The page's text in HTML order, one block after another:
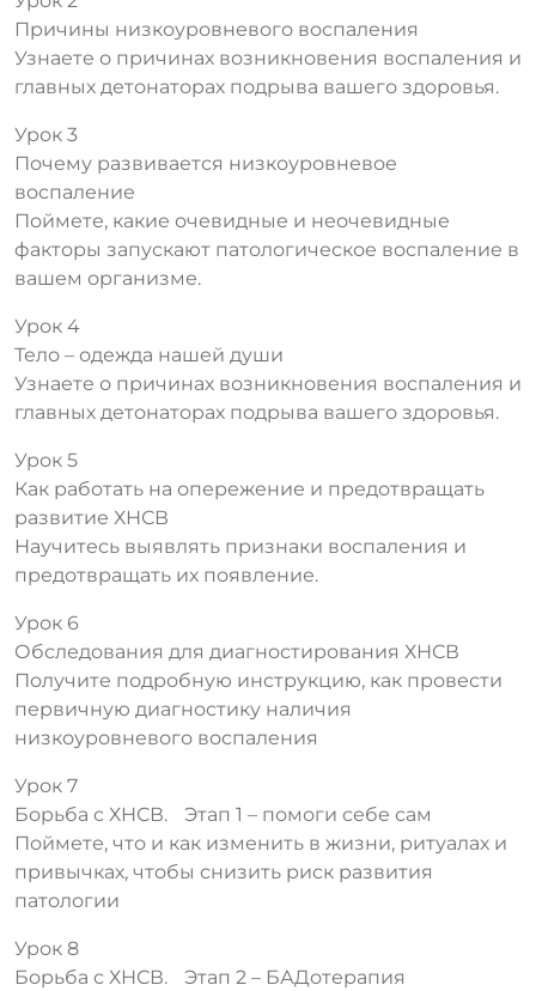
Причины низкоуровневого воспаления
Узнаете о причинах возникновения воспаления и
главных детонаторах подрыва вашего здоровья.
Урок 3
Почему развивается низкоуровневое
воспаление
Поймете, какие очевидные и неочевидные
факторы запускают патологическое воспаление в
вашем организме.
Урок 4
Тело – одежда нашей души
Узнаете о причинах возникновения воспаления и
главных детонаторах подрыва вашего здоровья.
Урок 5
Как работать на опережение и предотвращать
развитие ХНСВ
Научитесь выявлять признаки воспаления и
предотвращать их появление.
Урок 6
Обследования для диагностирования ХНСВ
Получите подробную инструкцию, как провести
первичную диагностику наличия
низкоуровневого воспаления
Урок 7
Борьба с ХНСВ. Этап 1 – помоги себе сам
Поймете, что и как изменить в жизни, ритуалах и
привычках, чтобы снизить риск развития
патологии
Урок 8
Борьба с ХНСВ. Этап 2 – БАДотерапия